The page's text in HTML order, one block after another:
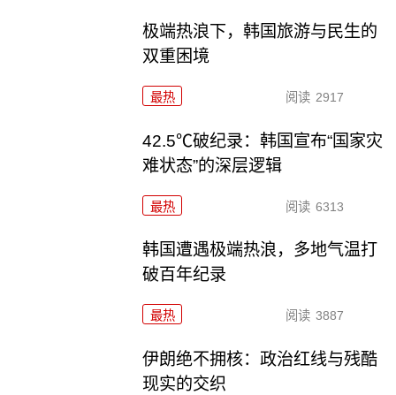
极端热浪下，韩国旅游与民生的
双重困境
最热 阅读 2917
42.5℃破纪录：韩国宣布“国家灾
难状态”的深层逻辑
最热 阅读 6313
韩国遭遇极端热浪，多地气温打
破百年纪录
最热 阅读 3887
伊朗绝不拥核：政治红线与残酷
现实的交织